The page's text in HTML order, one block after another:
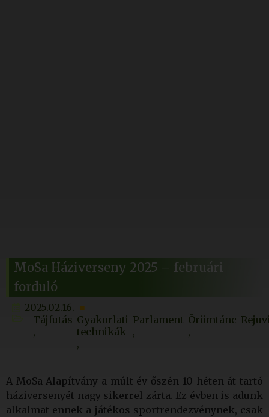
MoSa Háziverseny 2025 – februári
forduló
2025.02.16.
Tájfutás Gyakorlati
technikák
Parlament Örömtánc
A MoSa Alapítvány a múlt év őszén 10 héten át tartó
háziversenyét nagy sikerrel zárta. Ez évben is adunk
alkalmat ennek a játékos sportrendezvénynek, csak